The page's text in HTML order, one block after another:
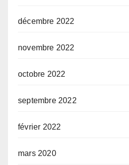
décembre 2022
novembre 2022
octobre 2022
septembre 2022
février 2022
mars 2020